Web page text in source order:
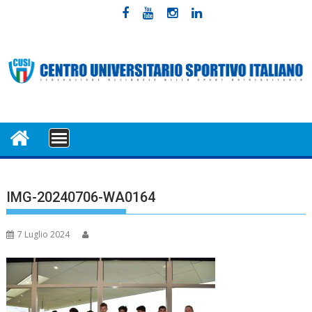
MENU
IMG-20240706-WA0164
7 Luglio 2024